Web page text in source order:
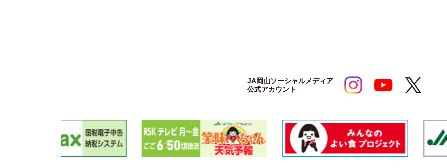
JA岡山ソーシャルメディア
公式アカウント